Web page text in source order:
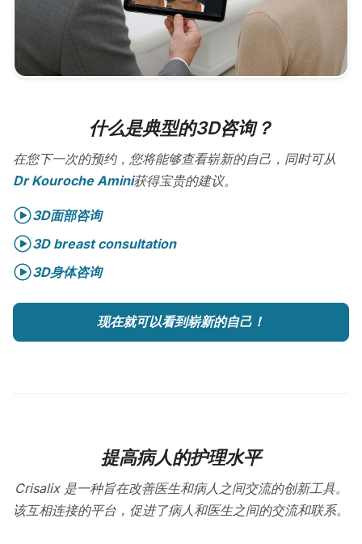
什么是典型的3D咨询？
在您下一次的预约，您将能够查看崭新的自己，同时可从
Dr Kouroche Amini获得宝贵的建议。
3D面部咨询
3D breast consultation
3D身体咨询
现在就可以看到崭新的自己！
提高病人的护理水平
Crisalix 是一种旨在改善医生和病人之间交流的创新工具。
该互相连接的平台，促进了病人和医生之间的交流和联系。